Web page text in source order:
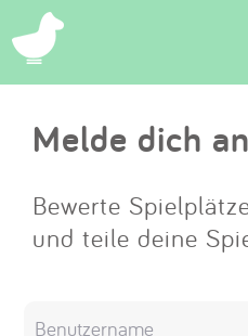
Melde dich an
Bewerte
und teile deine